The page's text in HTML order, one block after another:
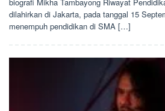
dilahirkan di Jakarta, pada tanggal 15
menempuh pendidikan di SMA […]